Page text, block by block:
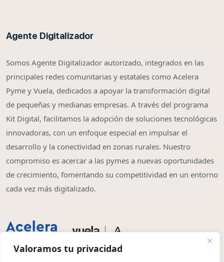
Valoramos tu privacidad
Agente Digitalizador
Somos Agente Digitalizador autorizado, integrados en las
principales redes comunitarias y estatales como Acelera
Pyme y Vuela, dedicados a apoyar la transformación digital
de pequeñas y medianas empresas. A través del programa
Kit Digital, facilitamos la adopción de soluciones tecnológicas
innovadoras, con un enfoque especial en impulsar el
desarrollo y la conectividad en zonas rurales. Nuestro
compromiso es acercar a las pymes a nuevas oportunidades
de crecimiento, fomentando su competitividad en un entorno
cada vez más digitalizado.